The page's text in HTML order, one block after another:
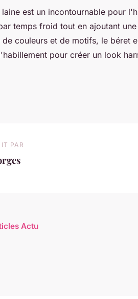
est un incontournable pour
temps froid tout en ajoutant
de couleurs et de motifs, le béret
pour créer un look
PAR
Actu